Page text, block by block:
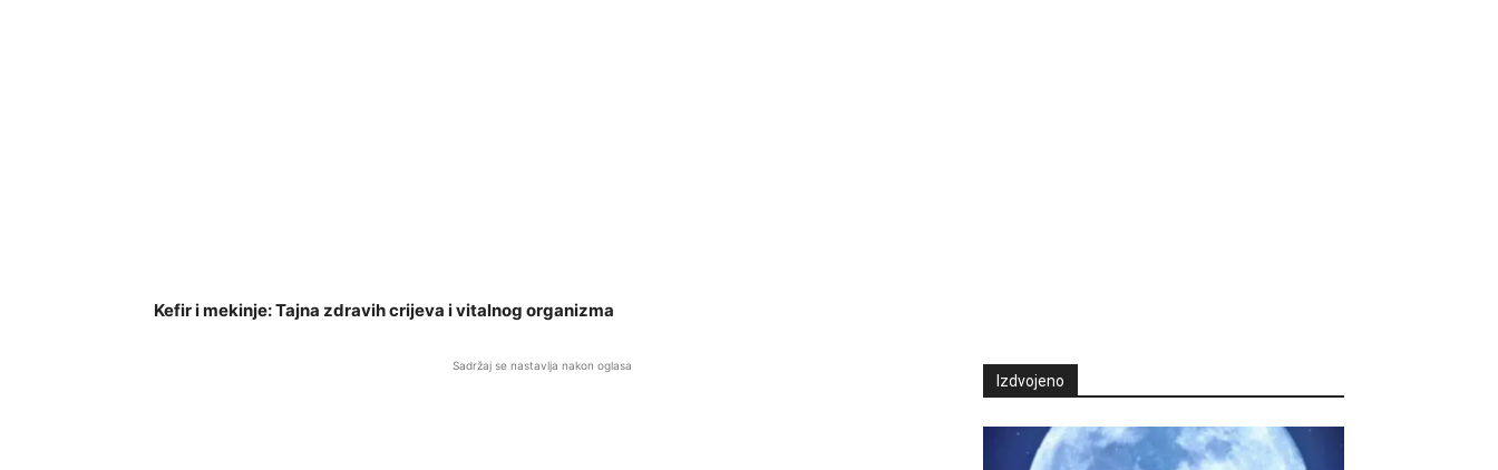
Kefir i mekinje: Tajna zdravih crijeva i vitalnog organizma
Sadržaj se nastavlja nakon oglasa
Izdvojeno